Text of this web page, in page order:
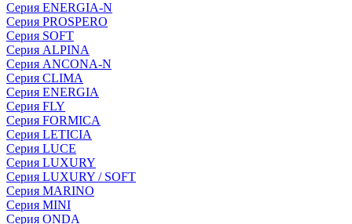
Серия ENERGIA-N
Серия PROSPERO
Серия SOFT
Серия ALPINA
Серия ANCONA-N
Серия CLIMA
Серия ENERGIA
Серия FLY
Серия FORMICA
Серия LETICIA
Серия LUCE
Серия LUXURY
Серия LUXURY / SOFT
Серия MARINO
Серия MINI
Серия ONDA